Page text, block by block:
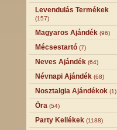
Levendulás Termékek
(157)
Magyaros Ajándék (96)
Mécsestartó (7)
Neves Ajándék (64)
Névnapi Ajándék (68)
Nosztalgia Ajándékok (1)
Óra (54)
Party Kellékek (1188)